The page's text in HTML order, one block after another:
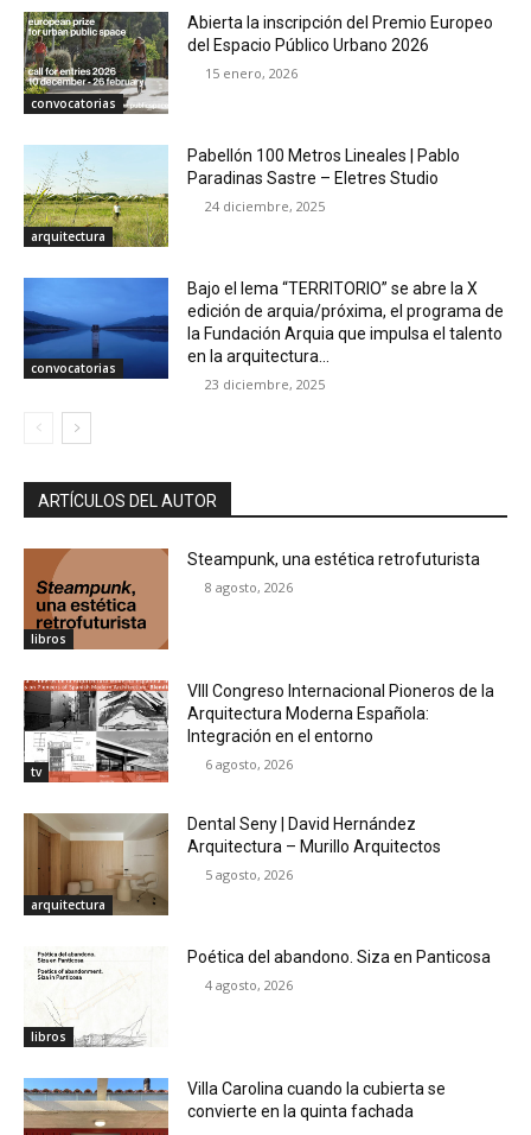
convocatorias
Abierta la inscripción del Premio Europeo
del Espacio Público Urbano 2026
15 enero, 2026
arquitectura
Pabellón 100 Metros Lineales | Pablo
Paradinas Sastre – Eletres Studio
24 diciembre, 2025
convocatorias
Bajo el lema “TERRITORIO” se abre la X
edición de arquia/próxima, el programa de
la Fundación Arquia que impulsa el talento
en la arquitectura...
23 diciembre, 2025
ARTÍCULOS DEL AUTOR
libros
Steampunk, una estética retrofuturista
8 agosto, 2026
tv
VIII Congreso Internacional Pioneros de la
Arquitectura Moderna Española:
Integración en el entorno
6 agosto, 2026
arquitectura
Dental Seny | David Hernández
Arquitectura – Murillo Arquitectos
5 agosto, 2026
libros
Poética del abandono. Siza en Panticosa
4 agosto, 2026
Villa Carolina cuando la cubierta se
convierte en la quinta fachada